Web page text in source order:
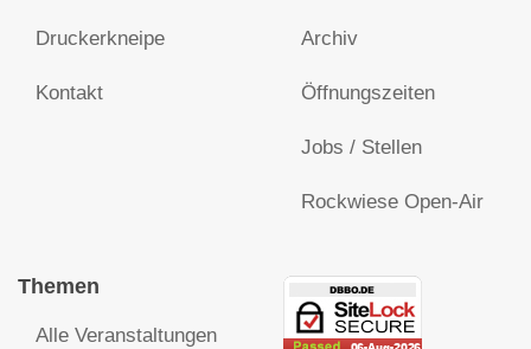
Druckerkneipe
Kontakt
Archiv
Öffnungszeiten
Jobs / Stellen
Rockwiese Open-Air
Themen
Alle Veranstaltungen